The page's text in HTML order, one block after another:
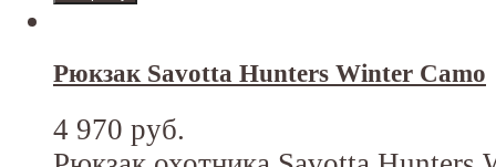
Рюкзак Savotta Hunters Winter Camo
4 970 руб.